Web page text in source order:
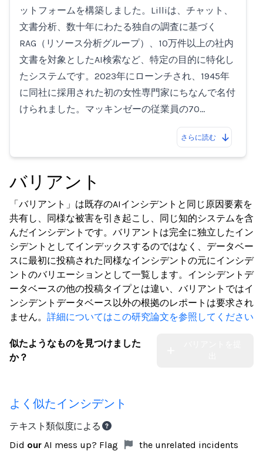
ットフォームを構築しました。Lilliは、チャット、
文書分析、数十年にわたる独自の調査に基づく
RAG（リソース分析グループ）、10万件以上の社内
文書を対象としたAI検索など、特定の目的に特化し
たシステムです。2023年にローンチされ、1945年
に同社に採用された初の女性専門家にちなんで名付
けられました。マッキンゼーの従業員の70…
さらに読む
バリアント
「バリアント」は既存のAIインシデントと同じ原因要素を
共有し、同様な被害を引き起こし、同じ知的システムを含
んだインシデントです。バリアントは完全に独立したイン
シデントとしてインデックスするのではなく、データベー
スに最初に投稿された同様なインシデントの元にインシデ
ントのバリエーションとして一覧します。インシデントデ
ータベースの他の投稿タイプとは違い、バリアントではイ
ンシデントデータベース以外の根拠のレポートは要求され
ません。 詳細についてはこの研究論文を参照してください
似たようなものを見つけました
か？
よく似たインシデント
テキスト類似度による
Did our AI mess up? Flag the unrelated incidents